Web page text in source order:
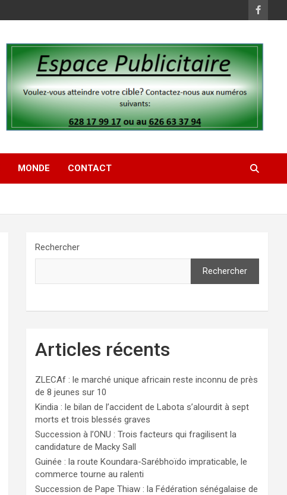
MONDE CONTACT
Rechercher
Rechercher
Articles récents
ZLECAf : le marché unique africain reste inconnu de près
de 8 jeunes sur 10
Kindia : le bilan de l’accident de Labota s’alourdit à sept
morts et trois blessés graves
Succession à l’ONU : Trois facteurs qui fragilisent la
candidature de Macky Sall
Guinée : la route Koundara-Sarébhoïdo impraticable, le
commerce tourne au ralenti
Succession de Pape Thiaw : la Fédération sénégalaise de